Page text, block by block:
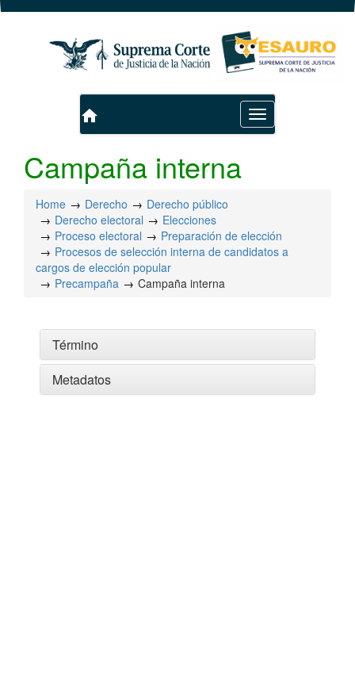
Toggle
navigation
home
Campaña interna
Home Derecho
Derecho público
Derecho electoral
Elecciones
Proceso electoral
Preparación de elección
Procesos de selección interna de candidatos a
cargos de elección popular
Precampaña
Campaña interna
Término
Metadatos